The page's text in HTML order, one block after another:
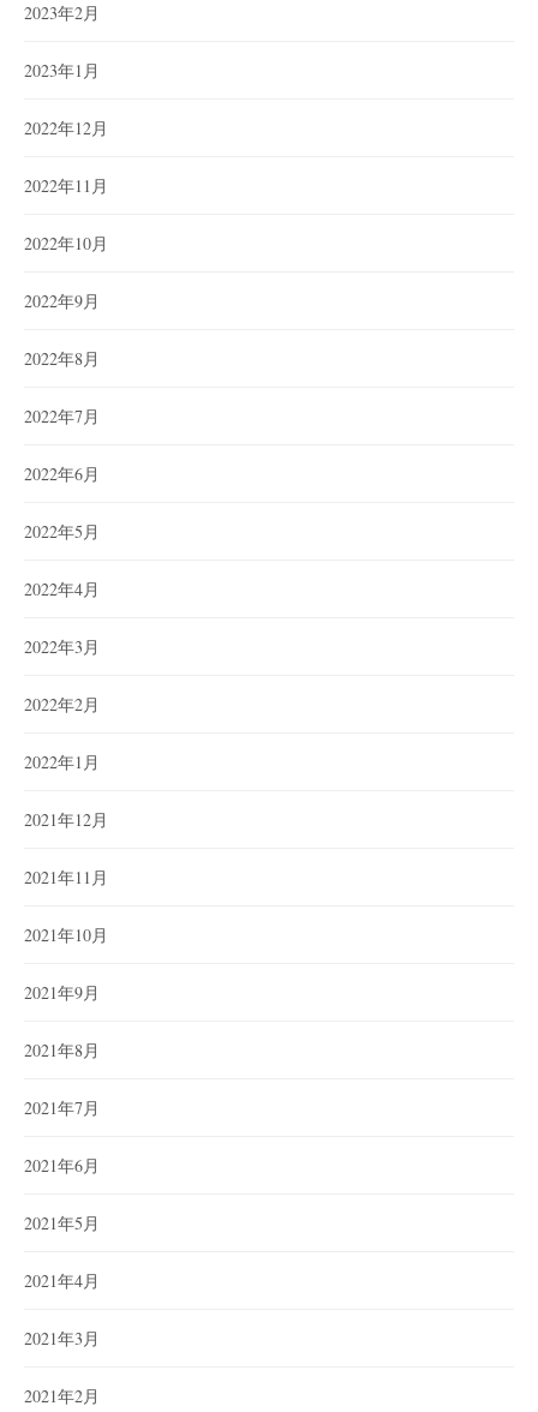
2023年2月
2023年1月
2022年12月
2022年11月
2022年10月
2022年9月
2022年8月
2022年7月
2022年6月
2022年5月
2022年4月
2022年3月
2022年2月
2022年1月
2021年12月
2021年11月
2021年10月
2021年9月
2021年8月
2021年7月
2021年6月
2021年5月
2021年4月
2021年3月
2021年2月